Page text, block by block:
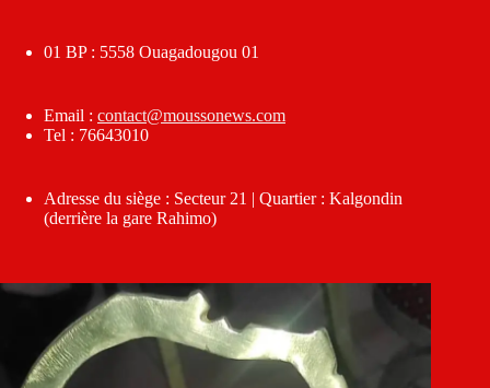
01 BP : 5558 Ouagadougou 01
Email : contact@moussonews.com
Tel : 76643010
Adresse du siège : Secteur 21 | Quartier : Kalgondin
(derrière la gare Rahimo)